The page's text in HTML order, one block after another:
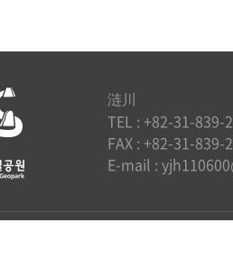
涟川
TEL : +82-31-839-
FAX : +82-31-839-
E-mail :